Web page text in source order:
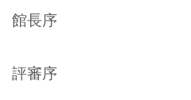
館長序
評審序